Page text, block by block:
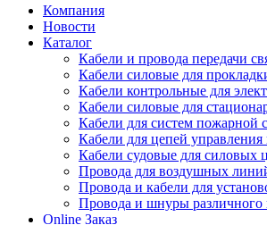
Компания
Новости
Каталог
Кабели и провода передачи
Кабели силовые для
Кабели контрольные для
Кабели силовые для
Кабели для систем пожарной
Кабели для цепей управления
Кабели судовые для силовых
Провода для воздушных
Провода и кабели для
Провода и шнуры различного
Online Заказ